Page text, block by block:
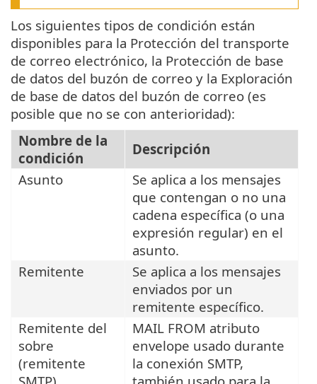
Los siguientes tipos de condición están
disponibles para la Protección del transporte
de correo electrónico, la Protección de base
de datos del buzón de correo y la Exploración
de base de datos del buzón de correo (es
posible que no se con anterioridad):
Nombre de la
condición
Descripción
Asunto
Se aplica a los mensajes
que contengan o no una
cadena específica (o una
expresión regular) en el
asunto.
Remitente
Se aplica a los mensajes
enviados por un
remitente específico.
Remitente del
sobre
(remitente
MAIL FROM atributo
envelope usado durante
la conexión SMTP,